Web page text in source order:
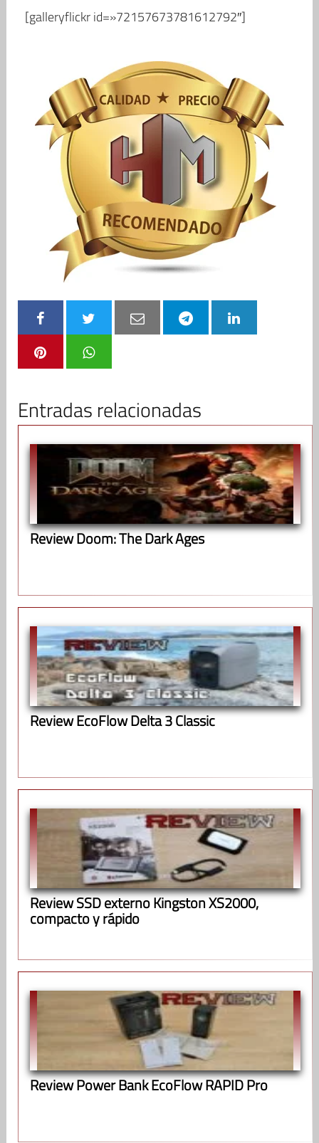
[galleryflickr id=»72157673781612792″]
Entradas relacionadas
Review Doom: The Dark Ages
Review EcoFlow Delta 3 Classic
Review SSD externo Kingston XS2000,
compacto y rápido
Review Power Bank EcoFlow RAPID Pro